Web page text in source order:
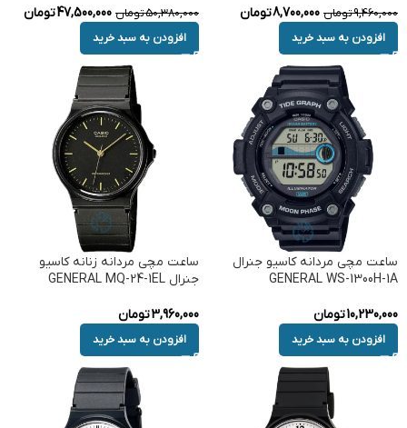
9,460,000تومان 8,700,000تومان
افزودن به سبد خرید
50,380,000تومان 47,500,000تومان
افزودن به سبد خرید
ساعت مچی مردانه کاسیو جنرال
GENERAL WS-1300H-1A
10,230,000تومان
افزودن به سبد خرید
ساعت مچی مردانه زنانه کاسیو
جنرال GENERAL MQ-24-1EL
3,960,000تومان
افزودن به سبد خرید